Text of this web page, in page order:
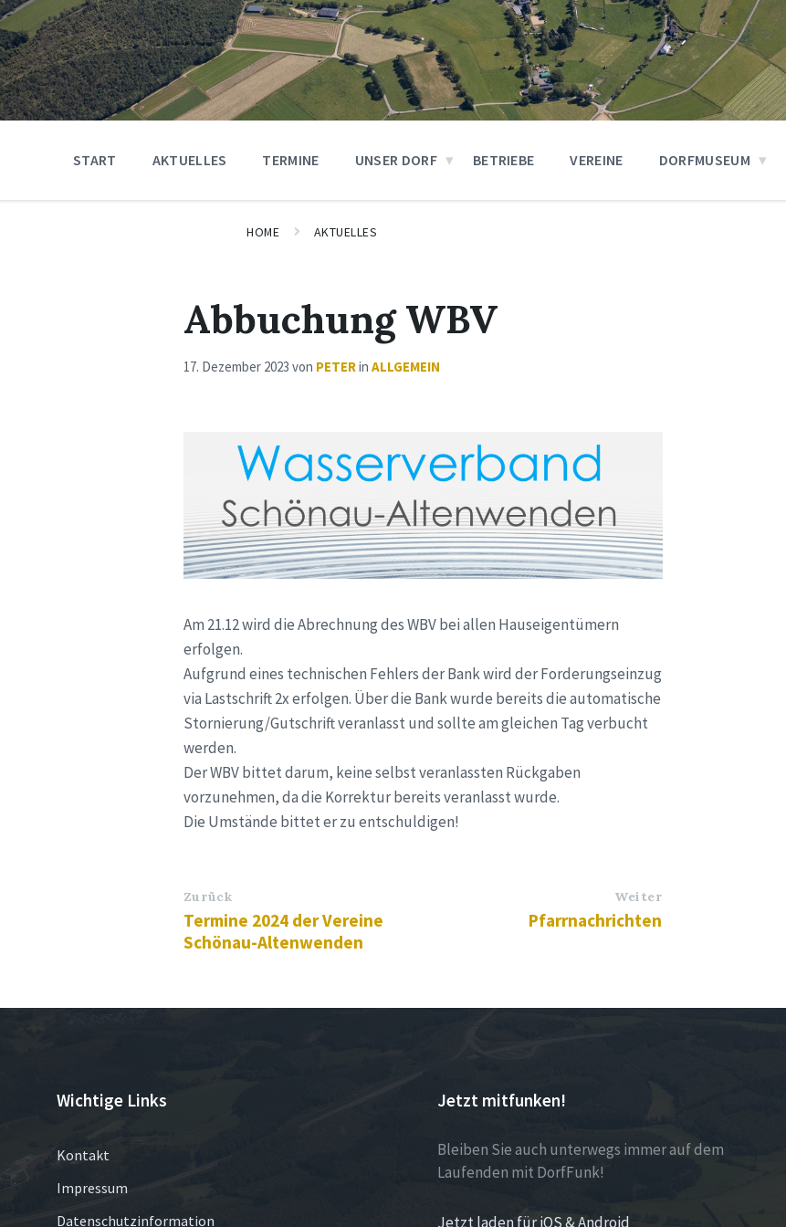
START AKTUELLES TERMINE UNSER DORF BETRIEBE VEREINE DORFMUSEUM
HOME AKTUELLES
Abbuchung WBV
17. Dezember 2023 von PETERin ALLGEMEIN
Am 21.12 wird die Abrechnung des WBV bei allen Hauseigentümern
erfolgen.
Aufgrund eines technischen Fehlers der Bank wird der Forderungseinzug
via Lastschrift 2x erfolgen. Über die Bank wurde bereits die automatische
Stornierung/Gutschrift veranlasst und sollte am gleichen Tag verbucht
werden.
Der WBV bittet darum, keine selbst veranlassten Rückgaben
vorzunehmen, da die Korrektur bereits veranlasst wurde.
Die Umstände bittet er zu entschuldigen!
Zurück
Termine 2024 der Vereine
Schönau-Altenwenden
Weiter
Pfarrnachrichten
Wichtige Links
Kontakt
Impressum
Datenschutzinformation
Jetzt mitfunken!
Bleiben Sie auch unterwegs immer auf dem
Laufenden mit DorfFunk!
Jetzt laden für iOS & Android